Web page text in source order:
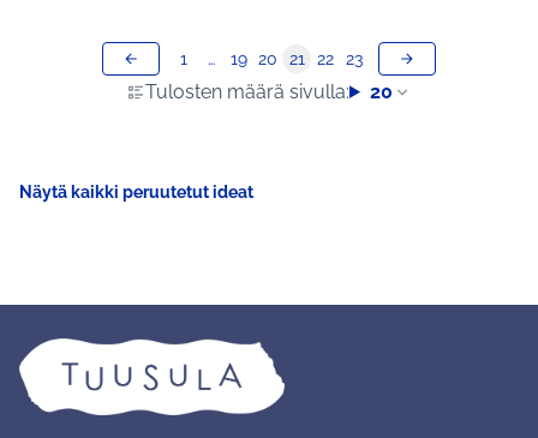
Tulosten määrä sivulla: 20
1 … 19 20 21 22 23
Näytä kaikki peruutetut ideat